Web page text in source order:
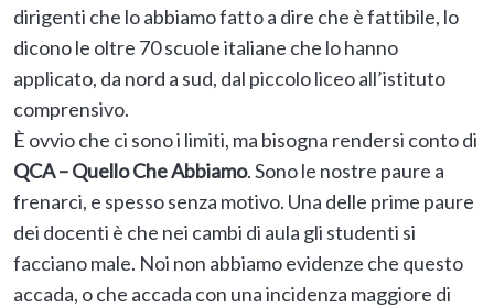
dirigenti che lo abbiamo fatto a dire che è fattibile, lo
dicono le oltre 70 scuole italiane che lo hanno
applicato, da nord a sud, dal piccolo liceo all’istituto
comprensivo.
È ovvio che ci sono i limiti, ma bisogna rendersi conto di
QCA – Quello Che Abbiamo. Sono le nostre paure a
frenarci, e spesso senza motivo. Una delle prime paure
dei docenti è che nei cambi di aula gli studenti si
facciano male. Noi non abbiamo evidenze che questo
accada, o che accada con una incidenza maggiore di